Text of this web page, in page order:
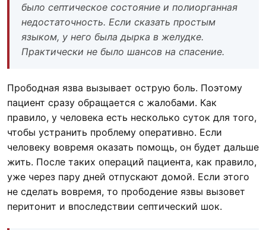
было септическое состояние и полиорганная
недостаточность. Если сказать простым
языком, у него была дырка в желудке.
Практически не было шансов на спасение.
Прободная язва вызывает острую боль. Поэтому
пациент сразу обращается с жалобами. Как
правило, у человека есть несколько суток для того,
чтобы устранить проблему оперативно. Если
человеку вовремя оказать помощь, он будет дальше
жить. После таких операций пациента, как правило,
уже через пару дней отпускают домой. Если этого
не сделать вовремя, то прободение язвы вызовет
перитонит и впоследствии септический шок.